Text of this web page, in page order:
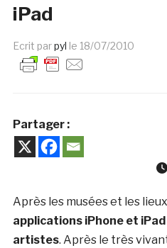
iPad
Ecrit parpyl le 18/07/2010
Partager :
Après les musées et les
applications iPhone et
artistes. Après le très